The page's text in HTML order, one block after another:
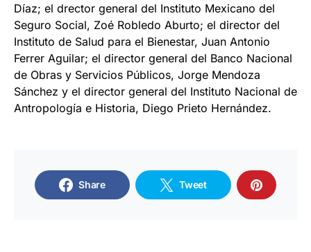
Díaz; el drector general del Instituto Mexicano del
Seguro Social, Zoé Robledo Aburto; el director del
Instituto de Salud para el Bienestar, Juan Antonio
Ferrer Aguilar; el director general del Banco Nacional
de Obras y Servicios Públicos, Jorge Mendoza
Sánchez y el director general del Instituto Nacional de
Antropología e Historia, Diego Prieto Hernández.
Share Tweet